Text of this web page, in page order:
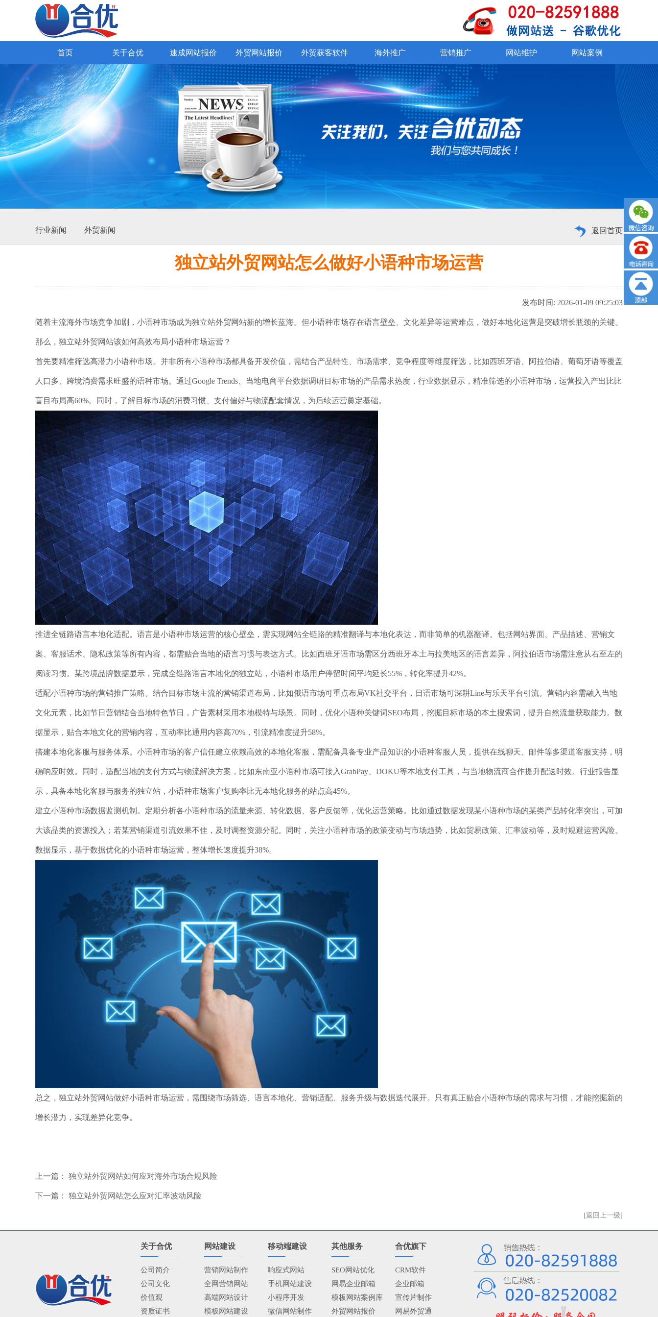
首页
首页
关于合优
关于合优
速成网站报价
速成网站报价
外贸网站报价
外贸网站报价
外贸获客软件
外贸获客软件
海外推广
海外推广
营销推广
营销推广
网站维护 网站案例
外贸网站报价
通
在线交易系统
360°VR看厂
Google推广
SEO网站优化 SSL证书
解决方案
知名企业 企业官网 商务服务 商城、行业门户 响应式、H5网站 手机、微信
行业新闻 外贸新闻 返回首页
独立站外贸网站怎么做好小语种市场运营
发布时间: 2026-01-09 09:25:03
随着主流海外市场竞争加剧，小语种市场成为独立站外贸网站新的增长蓝海。但小语种市场存在语言壁垒、文化差异等运营难点，做好本地化运营是突破增长瓶颈的关键。
那么，独立站外贸网站该如何高效布局小语种市场运营？
首先要精准筛选高潜力小语种市场。并非所有小语种市场都具备开发价值，需结合产品特性、市场需求、竞争程度等维度筛选，比如西班牙语、阿拉伯语、葡萄牙语等覆盖
人口多、跨境消费需求旺盛的语种市场。通过Google Trends、当地电商平台数据调研目标市场的产品需求热度，行业数据显示，精准筛选的小语种市场，运营投入产出比比
盲目布局高60%。同时，了解目标市场的消费习惯、支付偏好与物流配套情况，为后续运营奠定基础。
推进全链路语言本地化适配。语言是小语种市场运营的核心壁垒，需实现网站全链路的精准翻译与本地化表达，而非简单的机器翻译。包括网站界面、产品描述、营销文
案、客服话术、隐私政策等所有内容，都需贴合当地的语言习惯与表达方式。比如西班牙语市场需区分西班牙本土与拉美地区的语言差异，阿拉伯语市场需注意从右至左的
阅读习惯。某跨境品牌数据显示，完成全链路语言本地化的独立站，小语种市场用户停留时间平均延长55%，转化率提升42%。
适配小语种市场的营销推广策略。结合目标市场主流的营销渠道布局，比如俄语市场可重点布局VK社交平台，日语市场可深耕Line与乐天平台引流。营销内容需融入当地
文化元素，比如节日营销结合当地特色节日，广告素材采用本地模特与场景。同时，优化小语种关键词SEO布局，挖掘目标市场的本土搜索词，提升自然流量获取能力。数
据显示，贴合本地文化的营销内容，互动率比通用内容高70%，引流精准度提升58%。
搭建本地化客服与服务体系。小语种市场的客户信任建立依赖高效的本地化客服，需配备具备专业产品知识的小语种客服人员，提供在线聊天、邮件等多渠道客服支持，明
确响应时效。同时，适配当地的支付方式与物流解决方案，比如东南亚小语种市场可接入GrabPay、DOKU等本地支付工具，与当地物流商合作提升配送时效。行业报告显
示，具备本地化客服与服务的独立站，小语种市场客户复购率比无本地化服务的站点高45%。
建立小语种市场数据监测机制。定期分析各小语种市场的流量来源、转化数据、客户反馈等，优化运营策略。比如通过数据发现某小语种市场的某类产品转化率突出，可加
大该品类的资源投入；若某营销渠道引流效果不佳，及时调整资源分配。同时，关注小语种市场的政策变动与市场趋势，比如贸易政策、汇率波动等，及时规避运营风险。
数据显示，基于数据优化的小语种市场运营，整体增长速度提升38%。
总之，独立站外贸网站做好小语种市场运营，需围绕市场筛选、语言本地化、营销适配、服务升级与数据迭代展开。只有真正贴合小语种市场的需求与习惯，才能挖掘新的
增长潜力，实现差异化竞争。
上一篇： 独立站外贸网站如何应对海外市场合规风险
下一篇： 独立站外贸网站怎么应对汇率波动风险
[返回上一级]
关于合优
公司简介
公司文化
价值观
资质证书
网站建设
营销网站制作
全网营销网站
高端网站设计
模板网站建设
移动端建设
响应式网站
手机网站建设
小程序开发
微信网站制作
其他服务
SEO网站优化
网易企业邮箱
模板网站案例库
外贸网站报价
合优旗下
CRM软件
企业邮箱
宣传片制作
网易外贸通